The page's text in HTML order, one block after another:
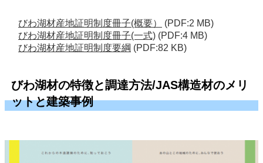
びわ湖材産地証明制度冊子(概要）
(PDF:2 MB)
びわ湖材産地証明制度冊子(一式) (PDF:4 MB)
びわ湖材産地証明制度要綱 (PDF:82 KB)
びわ湖材の特徴と調達方法/JAS構造材のメリ
ットと建築事例